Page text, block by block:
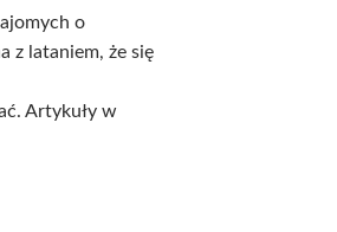
o
z lataniem, że się
Artykuły w